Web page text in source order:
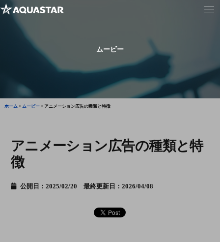
ムービー
ホーム> ムービー> アニメーション広告の種類と特徴
アニメーション広告の種類と特
徴
公開日：2025/02/20 最終更新日：2026/04/08